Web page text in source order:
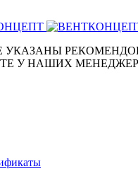
УКАЗАНЫ
У НАШИХ